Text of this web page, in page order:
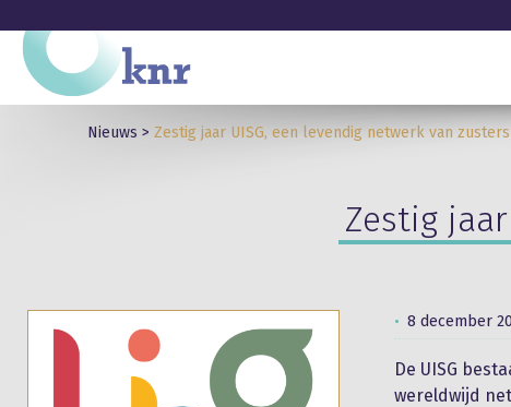
Nieuws > Zestig jaar UISG, een levendig netwerk van zusters
Zestig
8 december
De UISG
wereldwijd